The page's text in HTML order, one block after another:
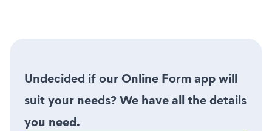
Undecided if our Online Form app will
suit your needs? We have all the details
you need.